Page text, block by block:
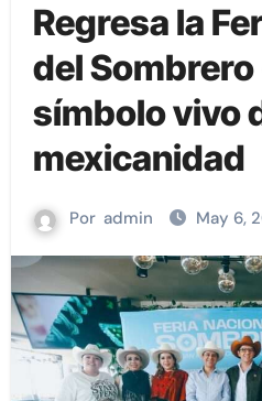
Regresa la
del Sombrero
símbolo vivo
mexicanidad
Por admin May 6,